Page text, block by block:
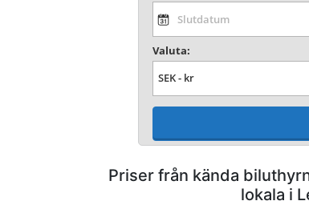
Valuta:
Priser från kända
lokala i